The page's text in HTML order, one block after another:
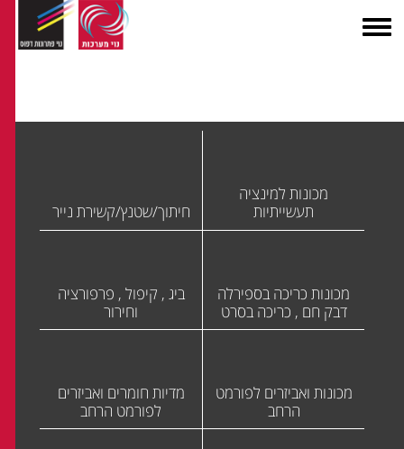
מכונות למינציה
תעשייתיות
חיתוך/שטנץ/קשירת נייר
מכונות כריכה בספירלה
דבק חם , כריכה בסרט
ביג , קיפול , פרפורציה
וחירור
מכונות ואביזרים לפורמט
הרחב
מדיות חומרים ואביזרים
לפורמט הרחב